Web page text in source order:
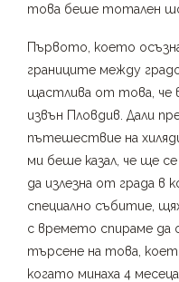
това беше тотален
Първото, което
границите между
щастлива от това, че
извън Пловдив. Дали
пътешествие на
ми беше казал, че ще
да излезна от града в
специално събитие,
с времето спираме да
търсене на това,
когато минаха 4